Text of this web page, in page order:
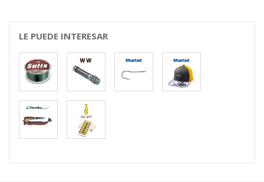
LE PUEDE INTERESAR